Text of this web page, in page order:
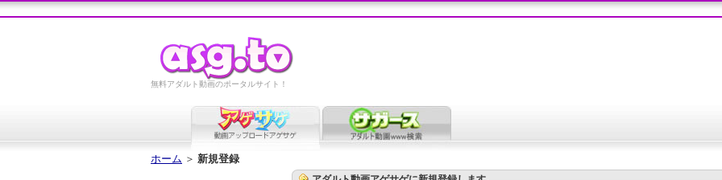
無料アダルト動画のポータルサイト！
ホーム ＞ 新規登録